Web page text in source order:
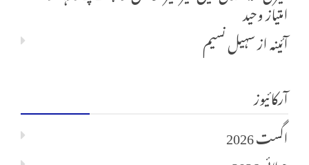
امتیاز وحید
آئینہازسہیل نسیم
آرکائیوز
اگست 2026